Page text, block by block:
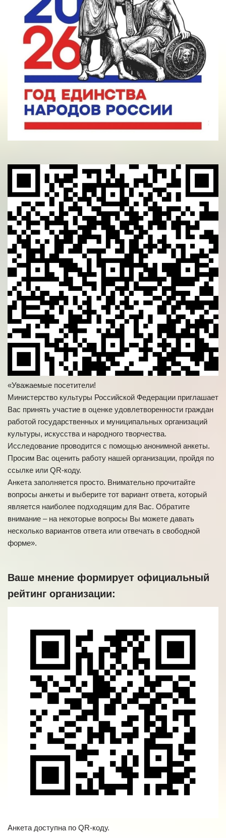
«Уважаемые посетители!
Министерство культуры Российской Федерации приглашает
Вас принять участие в оценке удовлетворенности граждан
работой государственных и муниципальных организаций
культуры, искусства и народного творчества.
Исследование проводится с помощью анонимной анкеты.
Просим Вас оценить работу нашей организации, пройдя по
ссылке или QR-коду.
Анкета заполняется просто. Внимательно прочитайте
вопросы анкеты и выберите тот вариант ответа, который
является наиболее подходящим для Вас. Обратите
внимание – на некоторые вопросы Вы можете давать
несколько вариантов ответа или отвечать в свободной
форме».
Ваше мнение формирует официальный
рейтинг организации:
Анкета доступна по QR-коду.